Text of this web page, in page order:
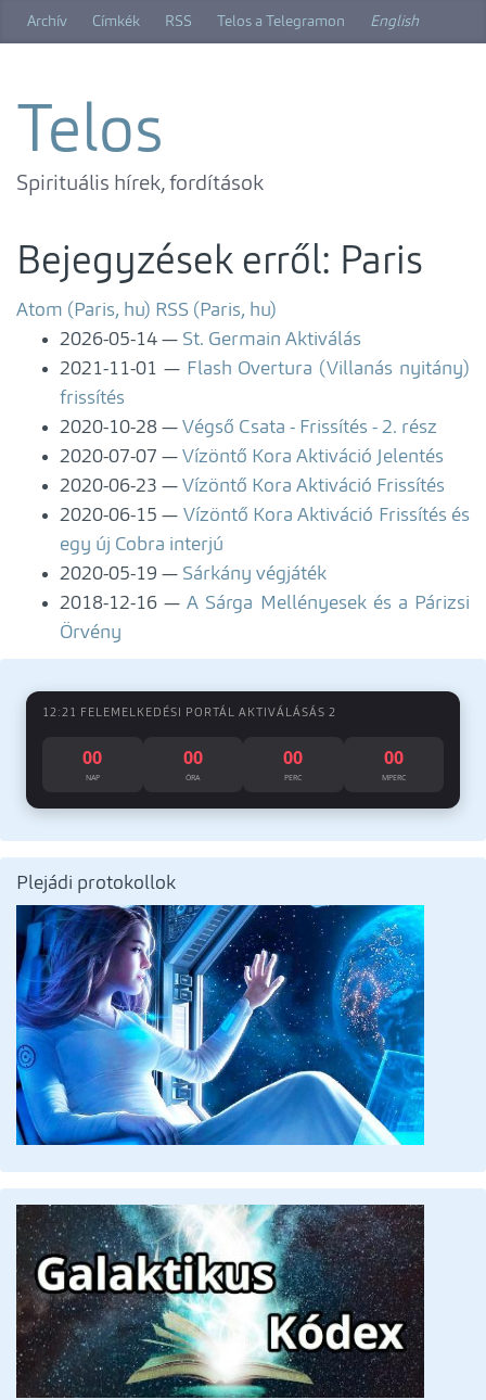
Archív Címkék RSS Telos a Telegramon English
Telos
Spirituális hírek, fordítások
Bejegyzések erről: Paris
Atom (Paris, hu) RSS (Paris, hu)
2026-05-14
St. Germain Aktiválás
2021-11-01
Flash Overtura (Villanás nyitány)
frissítés
2020-10-28
Végső Csata - Frissítés - 2. rész
2020-07-07
Vízöntő Kora Aktiváció Jelentés
2020-06-23
Vízöntő Kora Aktiváció Frissítés
2020-06-15
Vízöntő Kora Aktiváció Frissítés és
egy új Cobra interjú
2020-05-19
Sárkány végjáték
2018-12-16
A Sárga Mellényesek és a Párizsi
Örvény
12:21 FELEMELKEDÉSI PORTÁL AKTIVÁLÁSÁS 2
00
NAP
00
ÓRA
00
PERC
00
MPERC
Plejádi protokollok